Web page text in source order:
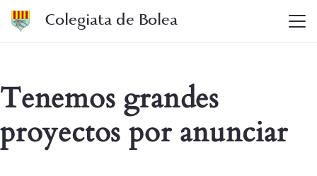
Colegiata de Bolea
Tenemos grandes
proyectos por anunciar